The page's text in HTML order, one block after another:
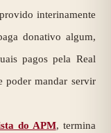
interinamente
donativo algum,
pagos pela Real
poder mandar servir
do APM, termina